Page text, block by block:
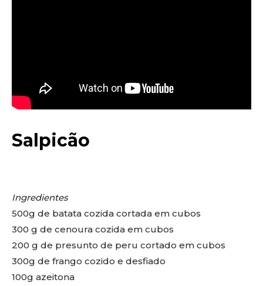
Salpicão
Ingredientes
500g de batata cozida cortada em cubos
300 g de cenoura cozida em cubos
200 g de presunto de peru cortado em cubos
300g de frango cozido e desfiado
100g azeitona